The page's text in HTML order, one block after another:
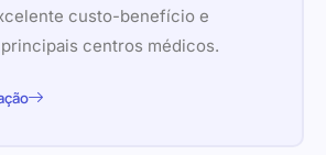
custo-benefício e
centros médicos.